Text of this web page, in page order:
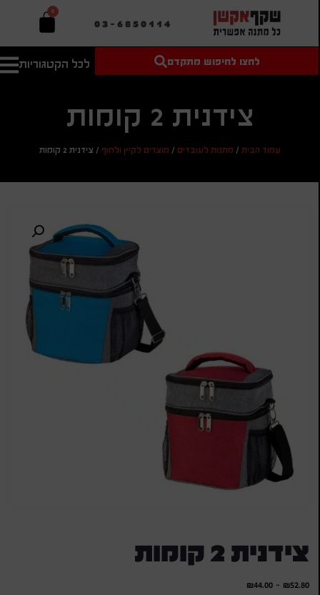
03-6850114
0
לכל הקטגוריות
טקסט חופשי
מחיר מיני'
חיפוש
לחצו לחיפוש מתקדם
צידנית 2 קומות
עמוד הבית/ מתנות לעובדים/ מוצרים לקיץ ולחוף/ צידנית 2 קומות
צידנית 2 קומות
₪52.80
-
₪44.00